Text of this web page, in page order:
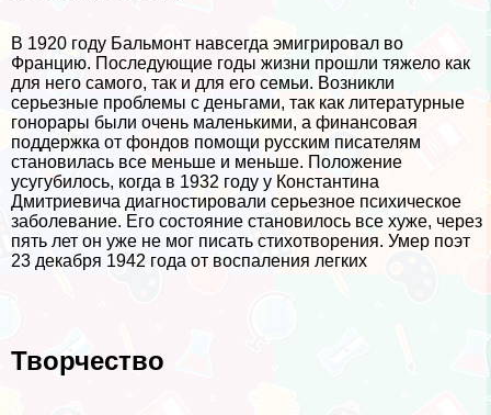
В 1920 году Бальмонт навсегда эмигрировал во
Францию. Последующие годы жизни прошли тяжело как
для него самого, так и для его семьи. Возникли
серьезные проблемы с деньгами, так как литературные
гонорары были очень маленькими, а финансовая
поддержка от фондов помощи русским писателям
становилась все меньше и меньше. Положение
усугубилось, когда в 1932 году у Константина
Дмитриевича диагностировали серьезное психическое
заболевание. Его состояние становилось все хуже, через
пять лет он уже не мог писать стихотворения. Умер поэт
23 декабря 1942 года от воспаления легких
Творчество